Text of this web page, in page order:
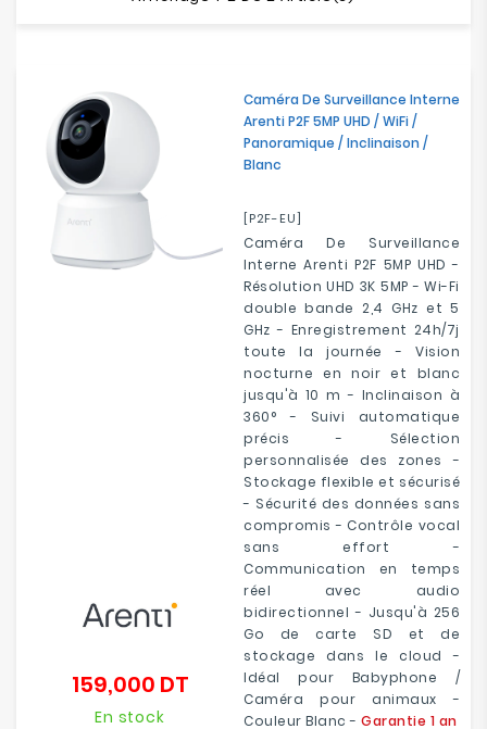
Bureautique
Réseau
Caméra De Surveillance Interne
Arenti P2F 5MP UHD / WiFi /
Panoramique / Inclinaison /
Blanc
[P2F-EU]
Caméra De Surveillance
Interne Arenti P2F 5MP UHD -
Résolution UHD 3K 5MP - Wi-Fi
double bande 2,4 GHz et 5
GHz - Enregistrement 24h/7j
toute la journée - Vision
nocturne en noir et blanc
jusqu'à 10 m - Inclinaison à
360° - Suivi automatique
précis - Sélection
personnalisée des zones -
Stockage flexible et sécurisé
- Sécurité des données sans
compromis - Contrôle vocal
sans effort -
Communication en temps
réel avec audio
bidirectionnel - Jusqu'à 256
Go de carte SD et de
stockage dans le cloud -
Idéal pour Babyphone /
Caméra pour animaux -
Couleur Blanc - Garantie 1 an
159,000 DTPrix
En stock